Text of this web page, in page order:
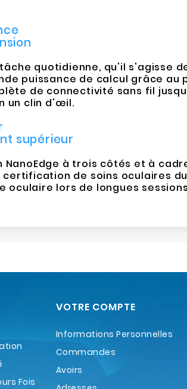
quotidienne, qu'il s'agisse
puissance de calcul grâce
de connectivité sans fil
un clin d'œil.
supérieur
à trois côtés et à
de soins oculaires
lors de longues
Fois
VOTRE COMPTE
Informations Personnelles
Commandes
Avoirs